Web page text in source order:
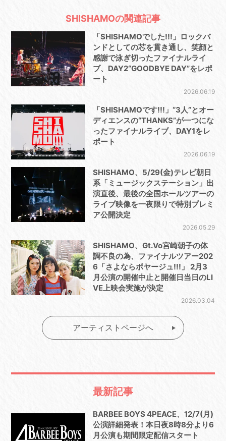
SHISHAMOの関連記事
「SHISHAMOでした!!!」ロックバ
ンドとしての芯を貫き通し、笑顔と
感謝で泳ぎ切ったファイナルライ
ブ、DAY2“GOODBYE DAY”をレポ
ート
2026.06.19
「SHISHAMOです!!!」“3人”とオー
ディエンスの“THANKS”が一つにな
ったファイナルライブ、DAY1をレ
ポート
2026.06.19
SHISHAMO、5/29(金)テレビ朝日
系「ミュージックステーション」出
演直後、最後の全国ホールツアーの
ライブ映像を一夜限りで特別プレミ
ア公開決定
2026.05.29
SHISHAMO、Gt.Vo宮崎朝子の体
調不良の為、ファイナルツアー202
6「さよならボヤージュ!!!」 2月3
月公演の開催中止と開催日当日のLI
VE上映会実施が決定
2026.03.04
アーティストページへ
最新記事
BARBEE BOYS 4PEACE、12/7(月)
公演詳細発表！本日夜8時8分より6
月公演も期間限定配信スタート